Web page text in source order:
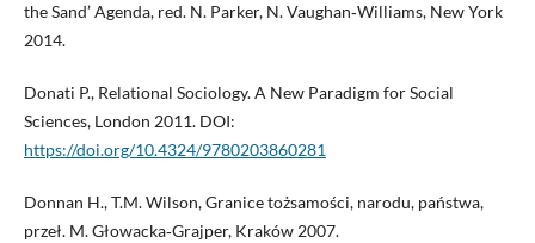
the Sand’ Agenda, red. N. Parker, N. Vaughan‑Williams, New York
2014.
Donati P., Relational Sociology. A New Paradigm for Social
Sciences, London 2011. DOI:
https://doi.org/10.4324/9780203860281
Donnan H., T.M. Wilson, Granice tożsamości, narodu, państwa,
przeł. M. Głowacka‑Grajper, Kraków 2007.